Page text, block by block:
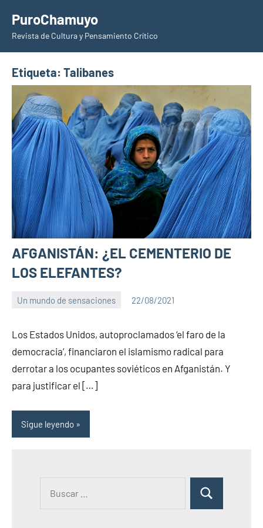
contenido
PuroChamuyo
Revista de Cultura y Pensamiento Crítico
Etiqueta: Talibanes
AFGANISTÁN: ¿EL CEMENTERIO DE
LOS ELEFANTES?
Un mundo de sensaciones 22/08/2021
comentarios
Los Estados Unidos, autoproclamados ‘el faro de la
democracia’, financiaron el islamismo radical para
derrotar a los ocupantes soviéticos en Afganistán. Y
para justificar el […]
Sigue leyendo
B